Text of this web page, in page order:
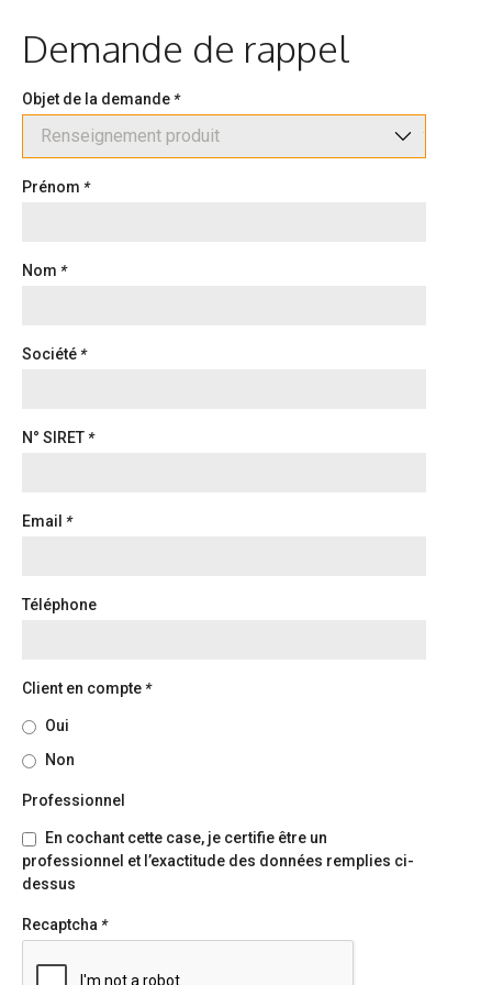
Demande de rappel
Objet de la demande *
Prénom *
Nom *
Société *
N° SIRET *
Email *
Téléphone
Client en compte *
Oui
Non
Professionnel
En cochant cette case, je certifie être un
professionnel et l’exactitude des données remplies ci-
dessus
Recaptcha *